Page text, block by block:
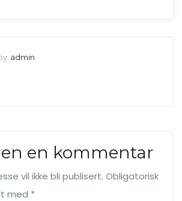
admin
en kommentar
vil ikke bli publisert. Obligatorisk
med *